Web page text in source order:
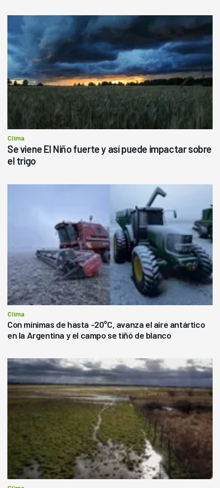
Clima
Se viene El Niño fuerte y así puede impactar sobre
el trigo
Clima
Con mínimas de hasta -20°C, avanza el aire antártico
en la Argentina y el campo se tiñó de blanco